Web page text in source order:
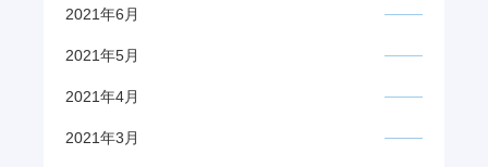
2021年6月
2021年5月
2021年4月
2021年3月